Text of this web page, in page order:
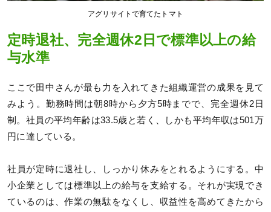
アグリサイトで育てたトマト
定時退社、完全週休2日で標準以上の給
与水準
ここで田中さんが最も力を入れてきた組織運営の成果を見て
みよう。勤務時間は朝8時から夕方5時までで、完全週休2日
制。社員の平均年齢は33.5歳と若く、しかも平均年収は501万
円に達している。
社員が定時に退社し、しっかり休みをとれるようにする。中
小企業としては標準以上の給与を支給する。それが実現でき
ているのは、作業の無駄をなくし、収益性を高めてきたから